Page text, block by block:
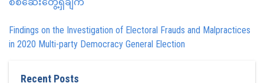
Findings on the Investigation of Electoral Frauds and Malpractices
in 2020 Multi-party Democracy General Election
Recent Posts